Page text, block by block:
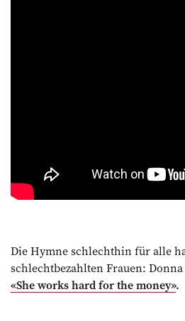
Die Hymne schlechthin für alle
schlechtbezahlten Frauen:
«She works hard for the money».